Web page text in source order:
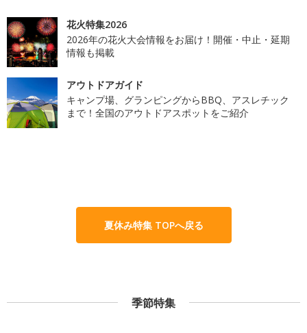
花火特集2026
2026年の花火大会情報をお届け！開催・中止・延期
情報も掲載
アウトドアガイド
キャンプ場、グランピングからBBQ、アスレチック
まで！全国のアウトドアスポットをご紹介
夏休み特集 TOPへ戻る
季節特集